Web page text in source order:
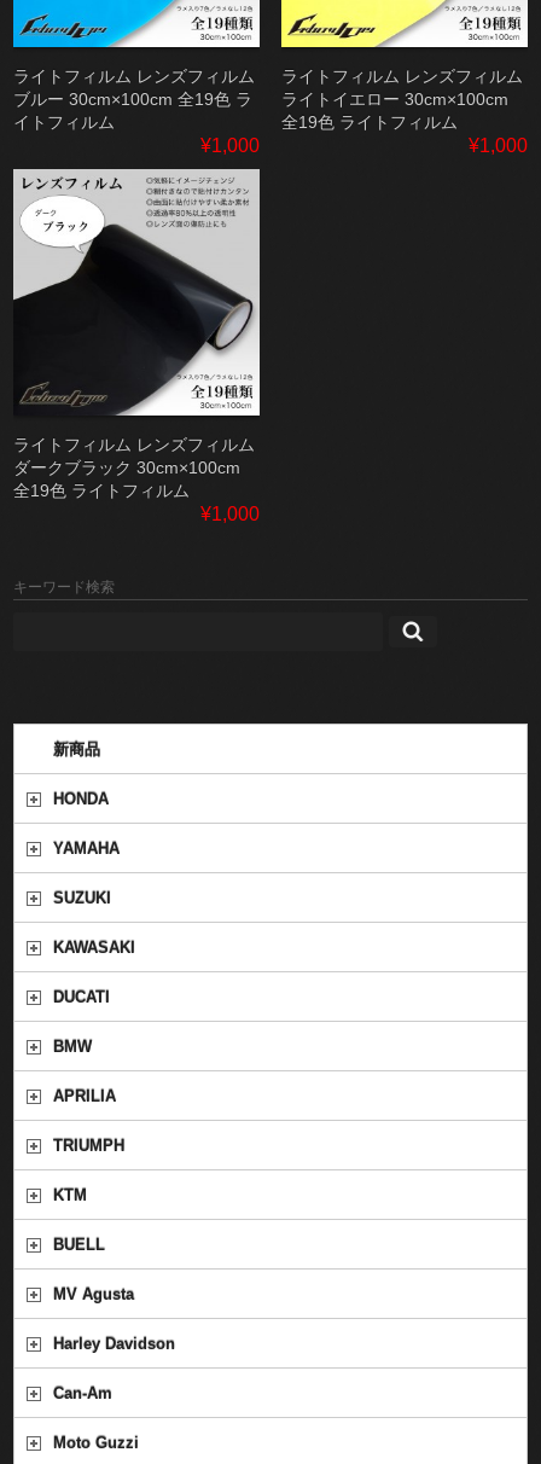
ライトフィルム レンズフィルム
ブルー 30cm×100cm 全19色 ラ
イトフィルム
¥1,000
ライトフィルム レンズフィルム
ライトイエロー 30cm×100cm
全19色 ライトフィルム
¥1,000
ライトフィルム レンズフィルム
ダークブラック 30cm×100cm
全19色 ライトフィルム
¥1,000
キーワード検索
新商品
HONDA
YAMAHA
SUZUKI
KAWASAKI
DUCATI
BMW
APRILIA
TRIUMPH
KTM
BUELL
MV Agusta
Harley Davidson
Can-Am
Moto Guzzi